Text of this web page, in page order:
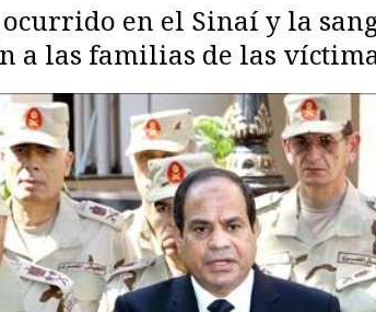
en el Sinaí y la
a las familias de las